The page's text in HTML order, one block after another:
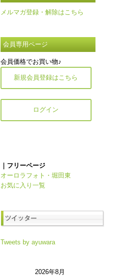
メルマガ登録・解除はこちら
会員専用ページ
会員価格でお買い物♪
新規会員登録はこちら
ログイン
｜フリーページ
オーロラフォト・堀田東
お気に入り一覧
Tweets by ayuwara
2026年8月